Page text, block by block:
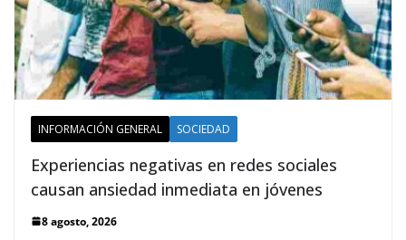
INFORMACIÓN GENERAL SOCIEDAD
Experiencias negativas en redes sociales
causan ansiedad inmediata en jóvenes
8 agosto, 2026